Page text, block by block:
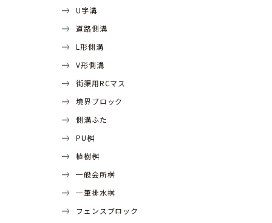
U字溝
道路側溝
L形側溝
V形側溝
街渠用RCマス
境界ブロック
側溝ふた
PU桝
植樹桝
一般会所桝
一筆排水桝
フェンスブロック